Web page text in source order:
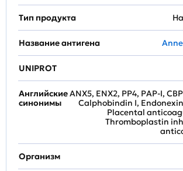
Тип продукта
Название антигена
UNIPROT
Английские
синонимы
ANX5, ENX2, PP4, PAP-I,
Calphobindin I,
Placental
Thromboplastin
Организм